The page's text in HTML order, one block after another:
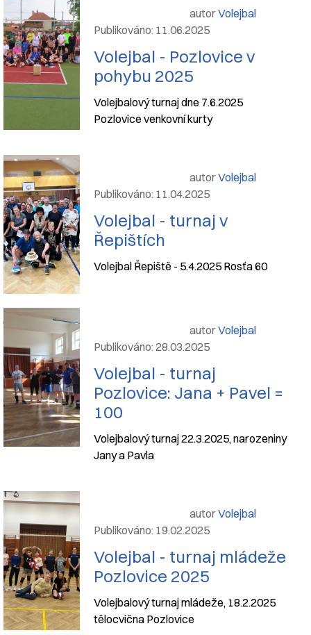
autorVolejbal
Publikováno: 11.06.2025
Volejbal - Pozlovice v
pohybu 2025
Volejbalový turnaj dne 7.6.2025
Pozlovice venkovní kurty
autorVolejbal
Publikováno: 11.04.2025
Volejbal - turnaj v
Řepištích
Volejbal Řepiště - 5.4.2025 Rosťa 60
autorVolejbal
Publikováno: 28.03.2025
Volejbal - turnaj
Pozlovice: Jana + Pavel =
100
Volejbalový turnaj 22.3.2025, narozeniny
Jany a Pavla
autorVolejbal
Publikováno: 19.02.2025
Volejbal - turnaj mládeže
Pozlovice 2025
Volejbalový turnaj mládeže, 18.2.2025
tělocvična Pozlovice